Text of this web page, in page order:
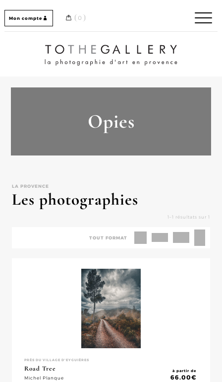
Mon compte 0
Home / Accueil
Opies
LA PROVENCE
Les photographies
1–1 résultats sur 1
TOUT FORMAT
PRÈS DU VILLAGE D'EYGUIÈRES
Road Tree
Michel Planque
à partir de
66.00€